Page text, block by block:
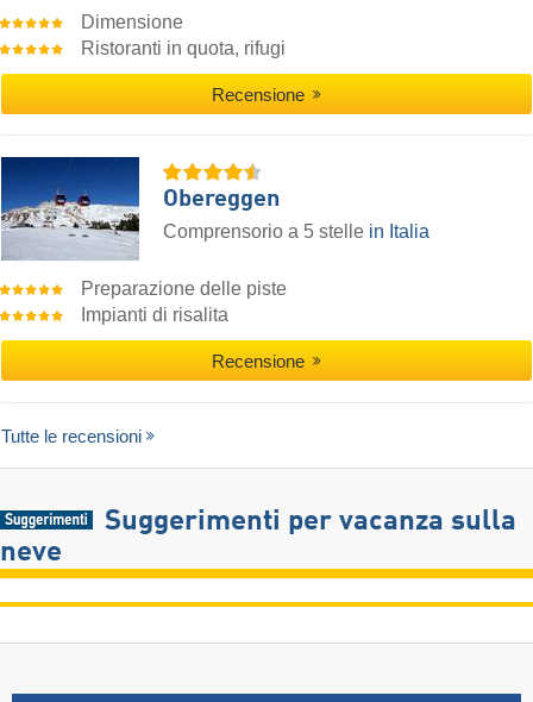
Dimensione
Ristoranti in quota, rifugi
Recensione
Obereggen
Comprensorio a 5 stelle in Italia
Preparazione delle piste
Impianti di risalita
Recensione
Tutte le recensioni
Suggerimenti per vacanza sulla
neve